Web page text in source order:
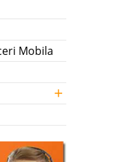
Mobila
+